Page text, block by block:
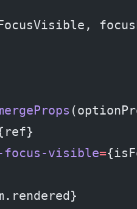
visible
=